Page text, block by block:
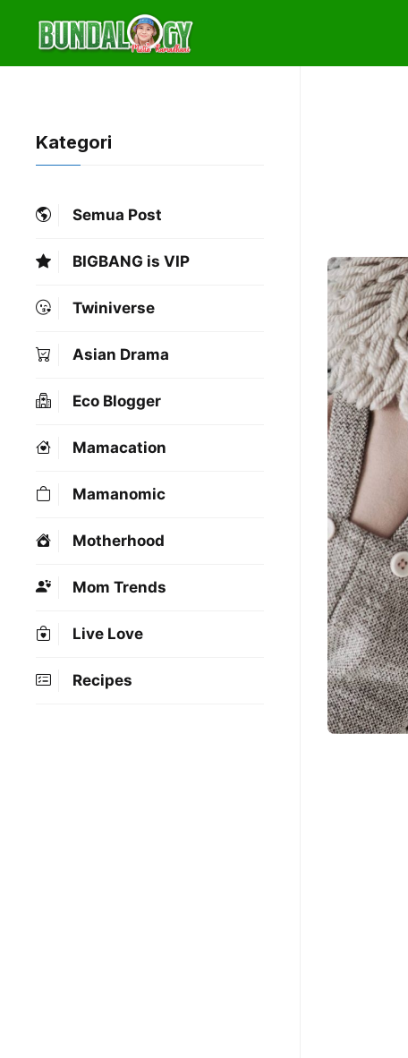
content
Kategori
Semua Post
BIGBANG is VIP
Twiniverse
Asian Drama
Eco Blogger
Mamacation
Mamanomic
Motherhood
Mom Trends
Live Love
Recipes